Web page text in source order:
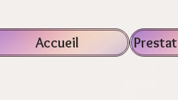
Accueil